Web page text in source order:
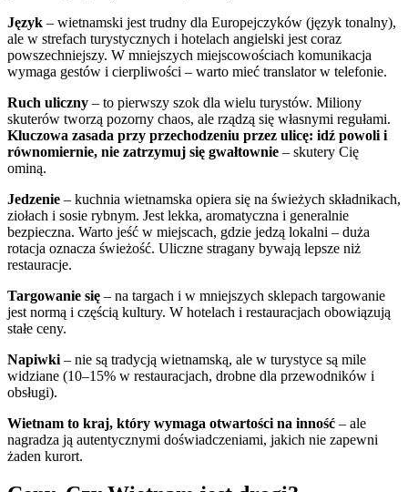
Język – wietnamski jest trudny dla Europejczyków (język tonalny),
ale w strefach turystycznych i hotelach angielski jest coraz
powszechniejszy. W mniejszych miejscowościach komunikacja
wymaga gestów i cierpliwości – warto mieć translator w telefonie.
Ruch uliczny – to pierwszy szok dla wielu turystów. Miliony
skuterów tworzą pozorny chaos, ale rządzą się własnymi regułami.
Kluczowa zasada przy przechodzeniu przez ulicę: idź powoli i
równomiernie, nie zatrzymuj się gwałtownie – skutery Cię
ominą.
Jedzenie – kuchnia wietnamska opiera się na świeżych składnikach,
ziołach i sosie rybnym. Jest lekka, aromatyczna i generalnie
bezpieczna. Warto jeść w miejscach, gdzie jedzą lokalni – duża
rotacja oznacza świeżość. Uliczne stragany bywają lepsze niż
restauracje.
Targowanie się – na targach i w mniejszych sklepach targowanie
jest normą i częścią kultury. W hotelach i restauracjach obowiązują
stałe ceny.
Napiwki – nie są tradycją wietnamską, ale w turystyce są mile
widziane (10–15% w restauracjach, drobne dla przewodników i
obsługi).
Wietnam to kraj, który wymaga otwartości na inność – ale
nagradza ją autentycznymi doświadczeniami, jakich nie zapewni
żaden kurort.